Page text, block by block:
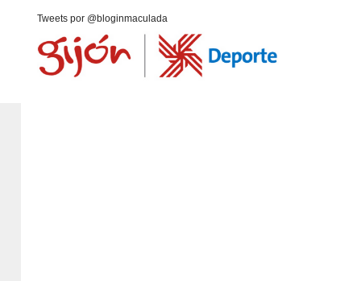
Tweets por @bloginmaculada